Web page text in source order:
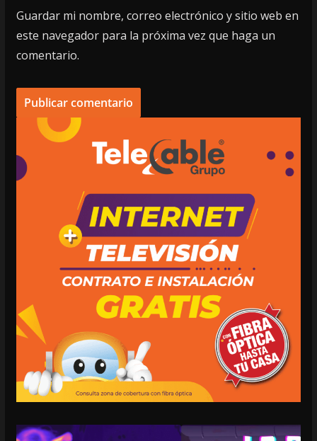
Guardar mi nombre, correo electrónico y sitio web en
este navegador para la próxima vez que haga un
comentario.